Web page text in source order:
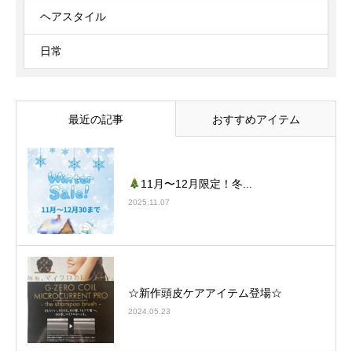
ヘアスタイル
日常
最近の記事 おすすめアイテム
11月〜12月限定！冬...
2025.11.07
☆新作頭皮ケアアイテム登場☆
2024.05.23